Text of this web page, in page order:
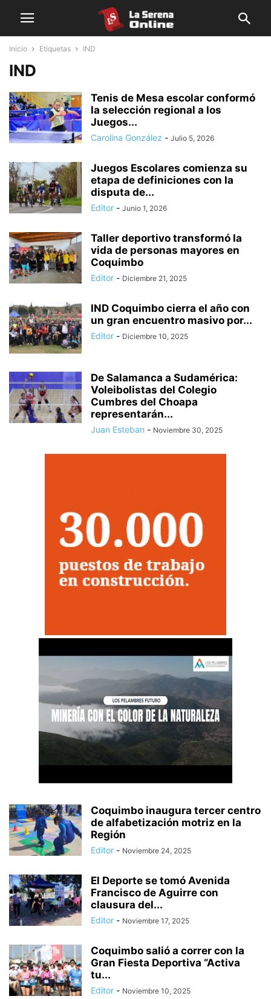
Inicio Etiquetas IND
IND
Tenis de Mesa escolar conformó
la selección regional a los
Juegos...
Carolina González - Julio 5, 2026
Juegos Escolares comienza su
etapa de definiciones con la
disputa de...
Editor - Junio 1, 2026
Taller deportivo transformó la
vida de personas mayores en
Coquimbo
Editor - Diciembre 21, 2025
IND Coquimbo cierra el año con
un gran encuentro masivo por...
Editor - Diciembre 10, 2025
De Salamanca a Sudamérica:
Voleibolistas del Colegio
Cumbres del Choapa
representarán...
Juan Esteban - Noviembre 30, 2025
Coquimbo inaugura tercer centro
de alfabetización motriz en la
Región
Editor - Noviembre 24, 2025
El Deporte se tomó Avenida
Francisco de Aguirre con
clausura del...
Editor - Noviembre 17, 2025
Coquimbo salió a correr con la
Gran Fiesta Deportiva “Activa
tu...
Editor - Noviembre 10, 2025